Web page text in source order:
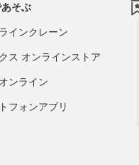
そぶ
インクレーン
ス オンラインストア
ンライン
フォンアプリ